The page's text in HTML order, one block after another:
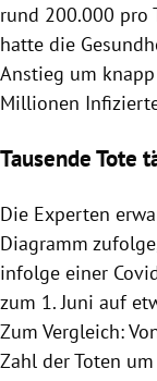
rund 200.000 pro
hatte die
Anstieg um
Millionen
Tausende Tote
Die Experten
Diagramm
infolge einer
zum 1. Juni auf
Zum Vergleich:
Zahl der Toten